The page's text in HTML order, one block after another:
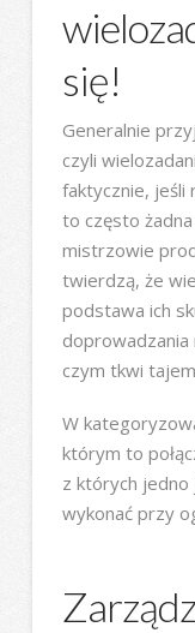
się!
Generalnie
czyli
faktycznie, jeśli
to często
mistrzowie
twierdzą, że
podstawa ich
doprowadzania
czym tkwi
W
którym to
z których jedno
wykonać przy